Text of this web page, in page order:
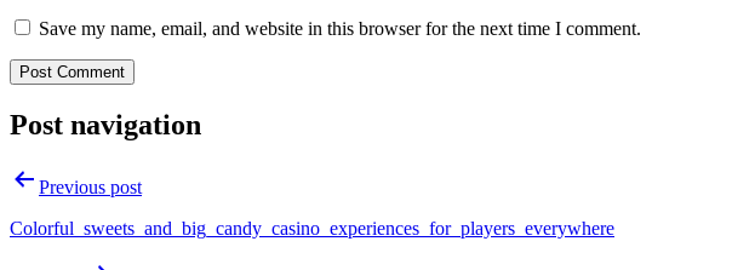
Save my name, email, and website in this browser for the next time I comment.
Post navigation
Previous post
Colorful_sweets_and_big_candy_casino_experiences_for_players_everywhere